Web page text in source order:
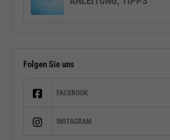
Folgen Sie uns
FACEBOOK
INSTAGRAM